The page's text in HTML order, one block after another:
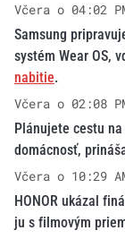
Včera o 04:02
Samsung
systém Wear OS,
nabitie.
Včera o 02:08
Plánujete cestu
domácnosť,
Včera o 10:29
HONOR ukázal
ju s filmovým